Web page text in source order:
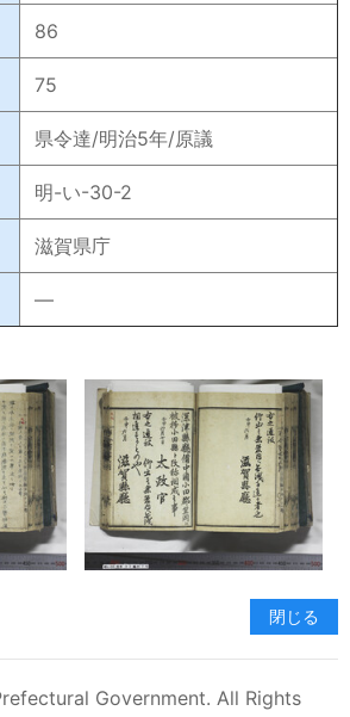
86
75
県令達/明治5年/原議
明-い-30-2
滋賀県庁
―
閉じる
Government. All Rights